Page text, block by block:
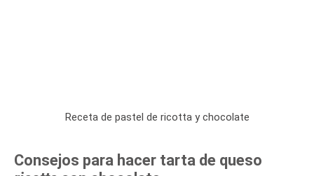
Receta de pastel de ricotta y chocolate
Consejos para hacer tarta de queso